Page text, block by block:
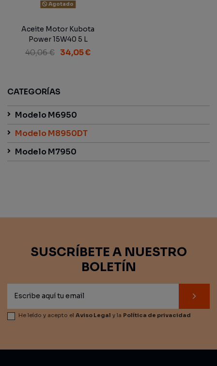
Agotado
Aceite Motor Kubota
Power 15W40 5 L
40,06 € 34,05 €
CATEGORÍAS
Modelo M6950
Modelo M8950DT
Modelo M7950
SUSCRÍBETE A NUESTRO
BOLETÍN
He leído y acepto el Aviso Legal y la Política de privacidad